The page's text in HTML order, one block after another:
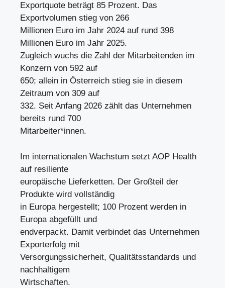
Exportquote beträgt 85 Prozent. Das
Exportvolumen stieg von 266
Millionen Euro im Jahr 2024 auf rund 398
Millionen Euro im Jahr 2025.
Zugleich wuchs die Zahl der Mitarbeitenden im
Konzern von 592 auf
650; allein in Österreich stieg sie in diesem
Zeitraum von 309 auf
332. Seit Anfang 2026 zählt das Unternehmen
bereits rund 700
Mitarbeiter*innen.
Im internationalen Wachstum setzt AOP Health
auf resiliente
europäische Lieferketten. Der Großteil der
Produkte wird vollständig
in Europa hergestellt; 100 Prozent werden in
Europa abgefüllt und
endverpackt. Damit verbindet das Unternehmen
Exporterfolg mit
Versorgungssicherheit, Qualitätsstandards und
nachhaltigem
Wirtschaften.